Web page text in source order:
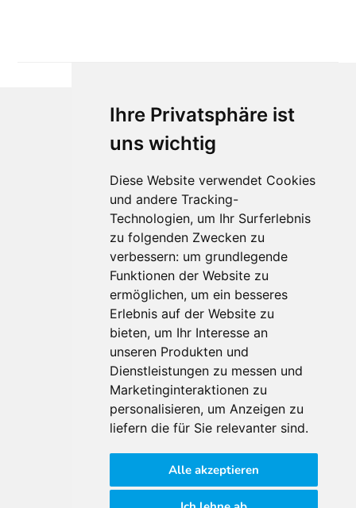
Ihre Privatsphäre ist
uns wichtig
Diese Website verwendet Cookies
und andere Tracking-
Technologien, um Ihr Surferlebnis
zu folgenden Zwecken zu
verbessern: um grundlegende
Funktionen der Website zu
ermöglichen, um ein besseres
Erlebnis auf der Website zu
bieten, um Ihr Interesse an
unseren Produkten und
Dienstleistungen zu messen und
Marketinginteraktionen zu
personalisieren, um Anzeigen zu
liefern die für Sie relevanter sind.
Alle akzeptieren
Für Makler:innen
Über Uns
Vorteile
Kontakt
Software Partner
Teilnahme
FAQ
Für Makler:innen
Impressum
AGB
Datenschutzklärung